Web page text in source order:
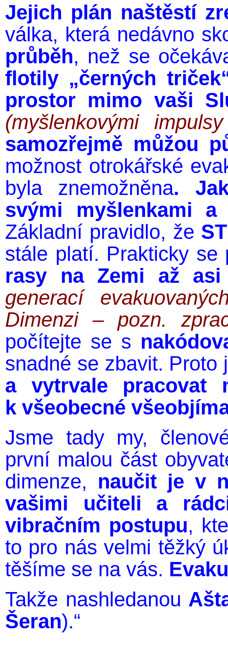
Jejich plán naštěstí
válka, která nedávno
průběh, než se
flotily „černých
prostor mimo vaši
(myšlenkovými
samozřejmě můžou
možnost otrokářské
byla znemožněna.
svými myšlenkami
Základní pravidlo, že
stále platí. Prakticky
rasy na Zemi až
generací
Dimenzi – pozn.
počítejte se s
snadné se zbavit.
a vytrvale pracovat
k všeobecné
Jsme tady my,
první malou část
dimenze, naučit je v
vašimi učiteli a
vibračním postupu,
to pro nás velmi těžký
těšíme se na vás.
Takže nashledanou
Šeran).“